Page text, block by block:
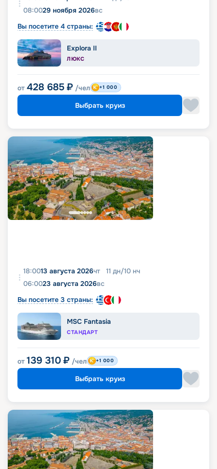
08:0029 ноября 2026вс
Вы посетите 4 страны:
Explora II
ЛЮКС
от 428 685 ₽ /чел +1 000
Выбрать круиз
18:0013 августа 2026чт 11 дн/10 нч
06:0023 августа 2026вс
Вы посетите 3 страны:
MSC Fantasia
СТАНДАРТ
от 139 310 ₽ /чел +1 000
Выбрать круиз